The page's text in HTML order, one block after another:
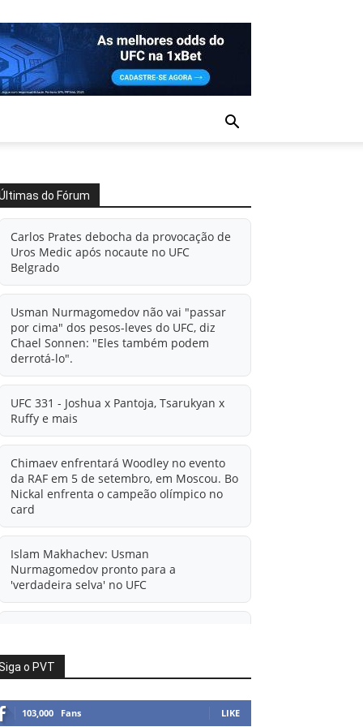
do Fórum
Carlos Prates debocha da provocação de
Uros Medic após nocaute no UFC
Belgrado
Usman Nurmagomedov não vai "passar
por cima" dos pesos-leves do UFC, diz
Chael Sonnen: "Eles também podem
derrotá-lo".
UFC 331 - Joshua x Pantoja, Tsarukyan x
Ruffy e mais
Chimaev enfrentará Woodley no evento
da RAF em 5 de setembro, em Moscou. Bo
Nickal enfrenta o campeão olímpico no
card
Islam Makhachev: Usman
Nurmagomedov pronto para a
'verdadeira selva' no UFC
informações sobre possível mudança
para o UFC após novas negociações.
Islam Makhachev: Há concorrentes
o PVT
103,000 Fans LIKE